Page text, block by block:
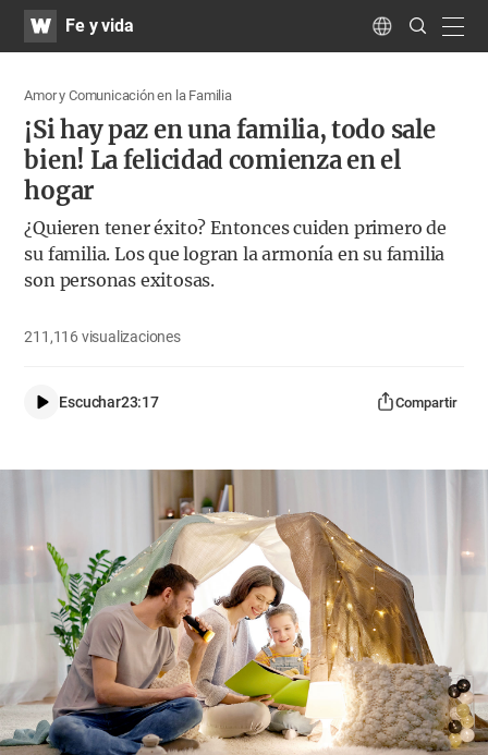
WATVFe y vida Language
Search
Submit
Amor y Comunicación en la Familia
¡Si hay paz en una familia, todo sale
bien! La felicidad comienza en el
hogar
¿Quieren tener éxito? Entonces cuiden primero de
su familia. Los que logran la armonía en su familia
son personas exitosas.
211,116 visualizaciones
Escuchar23:17 Compartir